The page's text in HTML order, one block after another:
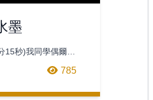
墨
15秒)我同學偶爾會
藝作品結合他每日
他的陶藝創作，我
間的
785